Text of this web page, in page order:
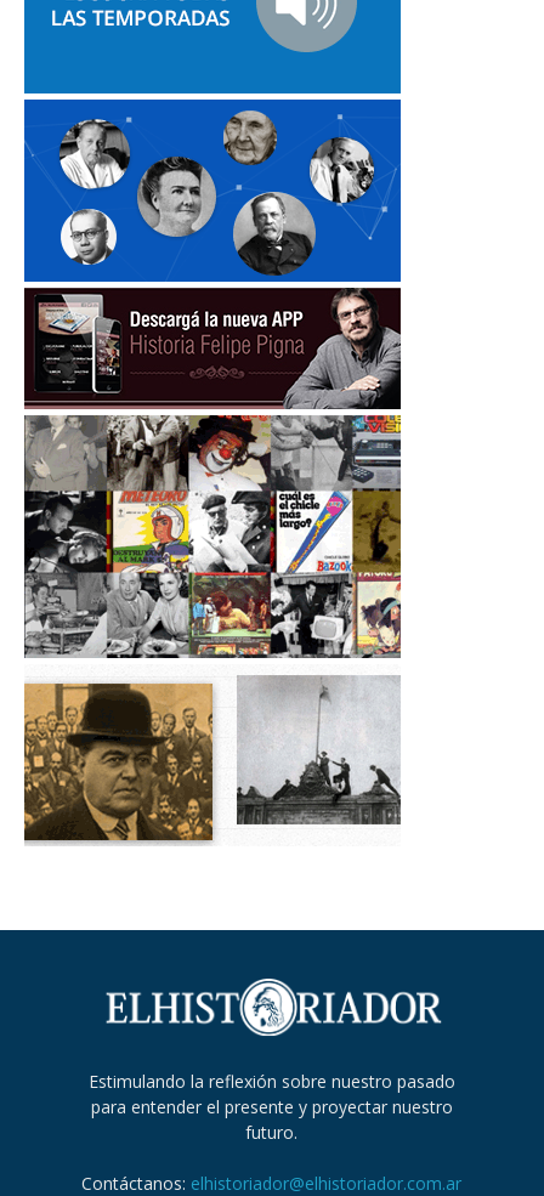
Estimulando la reflexión sobre nuestro pasado
para entender el presente y proyectar nuestro
futuro.
Contáctanos: elhistoriador@elhistoriador.com.ar